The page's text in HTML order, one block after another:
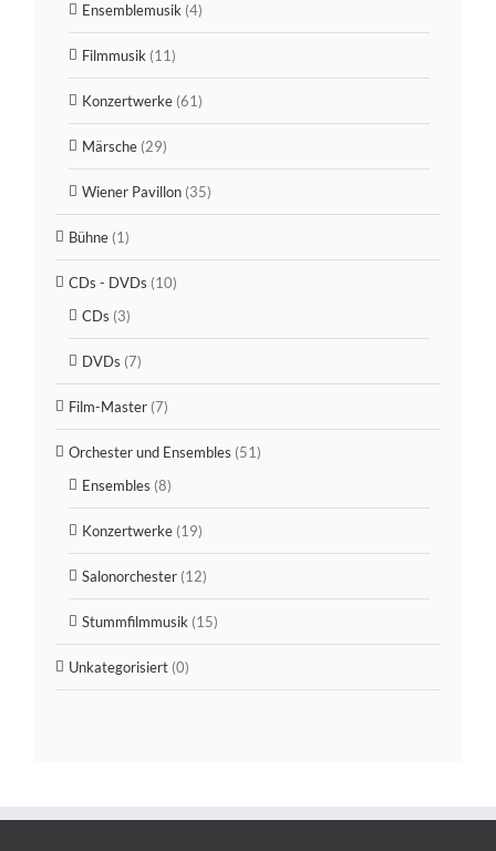
Ensemblemusik (4)
Filmmusik (11)
Konzertwerke (61)
Märsche (29)
Wiener Pavillon (35)
Bühne (1)
CDs - DVDs (10)
CDs (3)
DVDs (7)
Film-Master (7)
Orchester und Ensembles (51)
Ensembles (8)
Konzertwerke (19)
Salonorchester (12)
Stummfilmmusik (15)
Unkategorisiert (0)